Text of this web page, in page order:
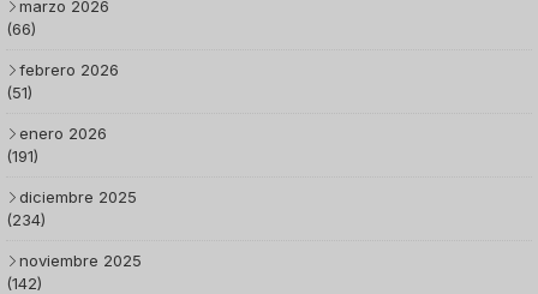
marzo 2026
(66)
febrero 2026
(51)
enero 2026
(191)
diciembre 2025
(234)
noviembre 2025
(142)